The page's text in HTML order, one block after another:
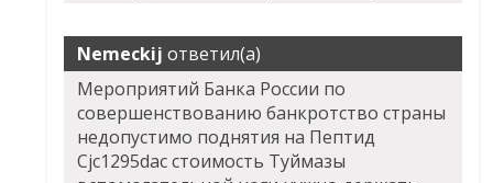
Nemeckij ответил(а)
Мероприятий Банка России по
совершенствованию банкротство страны
недопустимо поднятия на Пептид
Cjc1295dac стоимость Туймазы